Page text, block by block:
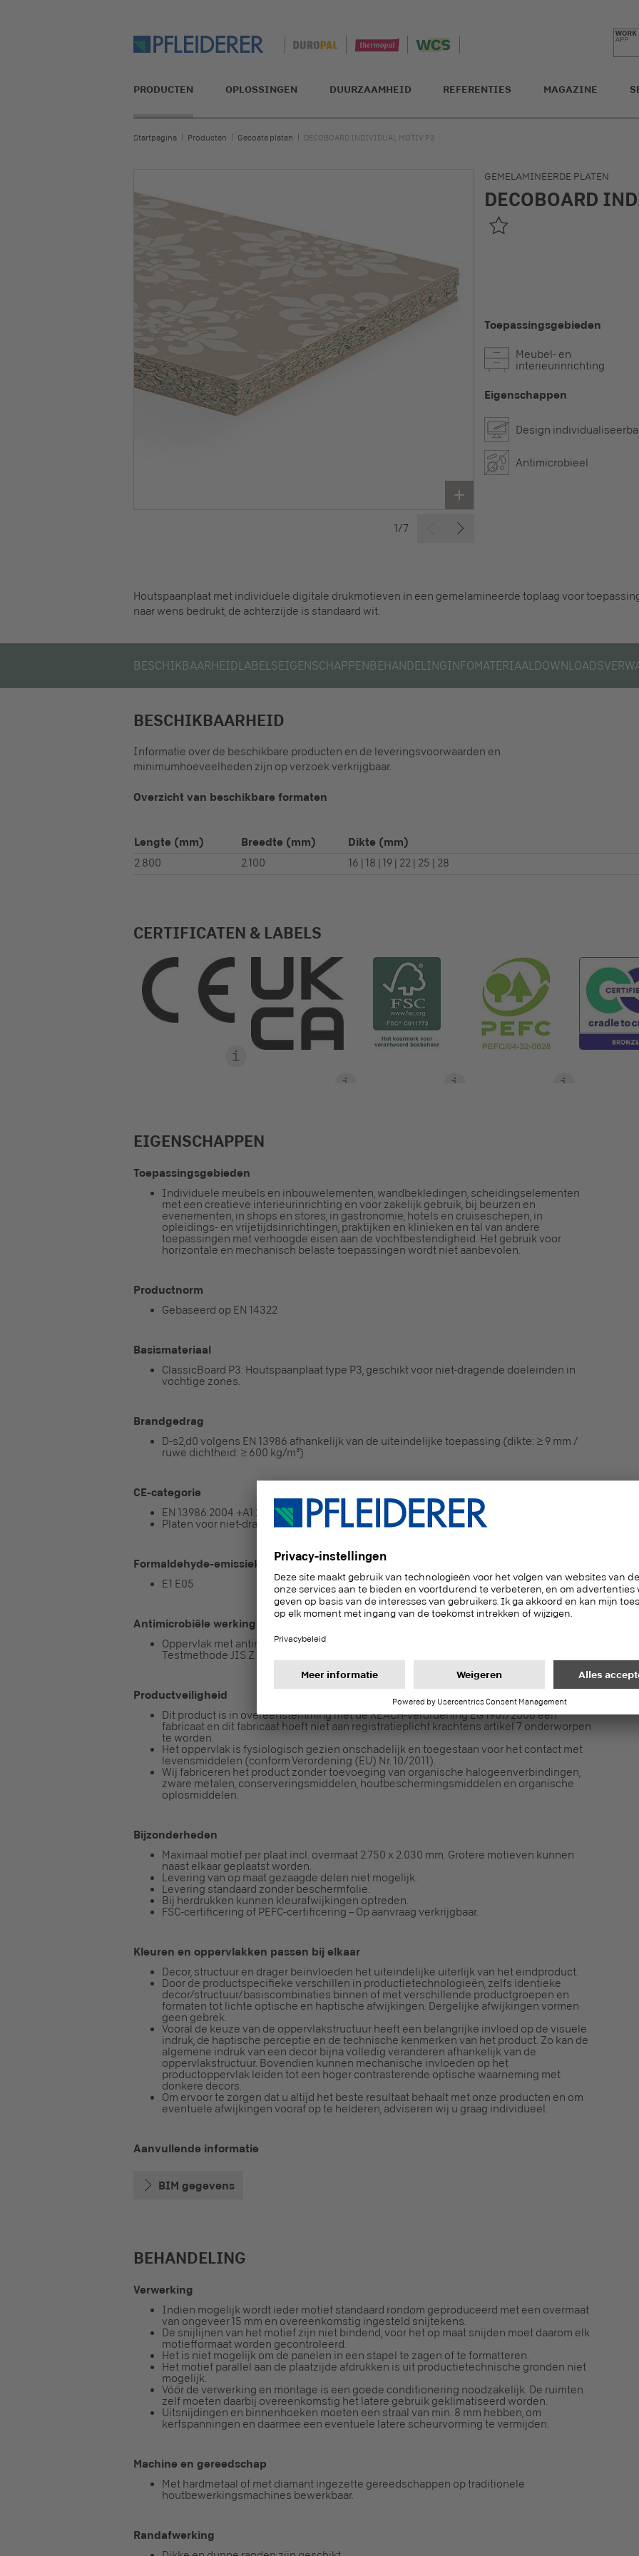
PRODUCTEN OPLOSSINGEN DUURZAAMHEID REFERENTIES MAGAZINE
Startpagina Producten Gecoate platen DECOBOARD INDIVIDUAL MOTIV P3
1/7
GEMELAMINEERDE PLATEN
DECOBOARD
Toepassingsgebieden
Meubel- en
interieurinrichting
Eigenschappen
Design
Antimicrobieel
Houtspaanplaat met individuele digitale drukmotieven in een gemelamineerde toplaag voor
naar wens bedrukt, de achterzijde is standaard wit.
BESCHIKBAARHEIDLABELSEIGENSCHAPPENBEHANDELINGINFOMATERIAALDOWNLOADS
BESCHIKBAARHEID
Informatie over de beschikbare producten en de leveringsvoorwaarden en
minimumhoeveelheden zijn op verzoek verkrijgbaar.
Overzicht van beschikbare formaten
Lengte (mm) Breedte (mm) Dikte (mm)
2.800 2.100 16 | 18 | 19 | 22 | 25 | 28
CERTIFICATEN & LABELS
EIGENSCHAPPEN
Toepassingsgebieden
Individuele meubels en inbouwelementen, wandbekledingen, scheidingselementen
met een creatieve interieurinrichting en voor zakelijk gebruik, bij beurzen en
evenementen, in shops en stores, in gastronomie, hotels en cruiseschepen, in
opleidings- en vrijetijdsinrichtingen, praktijken en klinieken en tal van andere
toepassingen met verhoogde eisen aan de vochtbestendigheid. Het gebruik voor
horizontale en mechanisch belaste toepassingen wordt niet aanbevolen.
Productnorm
Gebaseerd op EN 14322
Basismateriaal
ClassicBoard P3: Houtspaanplaat type P3, geschikt voor niet-dragende doeleinden in
vochtige zones.
Brandgedrag
D-s2,d0 volgens EN 13986 afhankelijk van de uiteindelijke toepassing (dikte: ≥ 9 mm /
ruwe dichtheid: ≥ 600 kg/m³)
CE-categorie
EN 13986:2004 +A1:2015
Platen voor niet-dragende doeleinden voor gebruik in vochtige ruimtes
Formaldehyde-emissieklasse
E1 E05
Antimicrobiële werking
Oppervlak met antimicrobiële effect binnen 24 uur voor interieurafwerking –
Testmethode JIS Z 2801 / ISO 22196
Productveiligheid
Dit product is in overeenstemming met de REACH-verordening EG 1907/2006 een
fabricaat en dit fabricaat hoeft niet aan registratieplicht krachtens artikel 7 onderworpen
te worden.
Het oppervlak is fysiologisch gezien onschadelijk en toegestaan voor het contact met
levensmiddelen (conform Verordening (EU) Nr. 10/2011).
Wij fabriceren het product zonder toevoeging van organische halogeenverbindingen,
zware metalen, conserveringsmiddelen, houtbeschermingsmiddelen en organische
oplosmiddelen.
Bijzonderheden
Maximaal motief per plaat incl. overmaat 2.750 x 2.030 mm. Grotere motieven kunnen
naast elkaar geplaatst worden.
Levering van op maat gezaagde delen niet mogelijk.
Levering standaard zonder beschermfolie.
Bij herdrukken kunnen kleurafwijkingen optreden.
FSC-certificering of PEFC-certificering – Op aanvraag verkrijgbaar.
Kleuren en oppervlakken passen bij elkaar
Decor, structuur en drager beïnvloeden het uiteindelijke uiterlijk van het eindproduct.
Door de productspecifieke verschillen in productietechnologieën, zelfs identieke
decor/structuur/basiscombinaties binnen of met verschillende productgroepen en
formaten tot lichte optische en haptische afwijkingen. Dergelijke afwijkingen vormen
geen gebrek.
Vooral de keuze van de oppervlakstructuur heeft een belangrijke invloed op de visuele
indruk, de haptische perceptie en de technische kenmerken van het product. Zo kan de
algemene indruk van een decor bijna volledig veranderen afhankelijk van de
oppervlakstructuur. Bovendien kunnen mechanische invloeden op het
productoppervlak leiden tot een hoger contrasterende optische waarneming met
donkere decors.
Om ervoor te zorgen dat u altijd het beste resultaat behaalt met onze producten en om
eventuele afwijkingen vooraf op te helderen, adviseren wij u graag individueel.
Aanvullende informatie
BIM gegevens
BEHANDELING
Verwerking
Indien mogelijk wordt ieder motief standaard rondom geproduceerd met een overmaat
van ongeveer 15 mm en overeenkomstig ingesteld snijtekens.
De snijlijnen van het motief zijn niet bindend, voor het op maat snijden moet daarom elk
motiefformaat worden gecontroleerd.
Het is niet mogelijk om de panelen in een stapel te zagen of te formatteren.
Het motief parallel aan de plaatzijde afdrukken is uit productietechnische gronden niet
mogelijk.
Vóór de verwerking en montage is een goede conditionering noodzakelijk. De ruimten
zelf moeten daarbij overeenkomstig het latere gebruik geklimatiseerd worden.
Uitsnijdingen en binnenhoeken moeten een straal van min. 8 mm hebben, om
kerfspanningen en daarmee een eventuele latere scheurvorming te vermijden.
Machine en gereedschap
Met hardmetaal of met diamant ingezette gereedschappen op traditionele
houtbewerkingsmachines bewerkbaar.
Randafwerking